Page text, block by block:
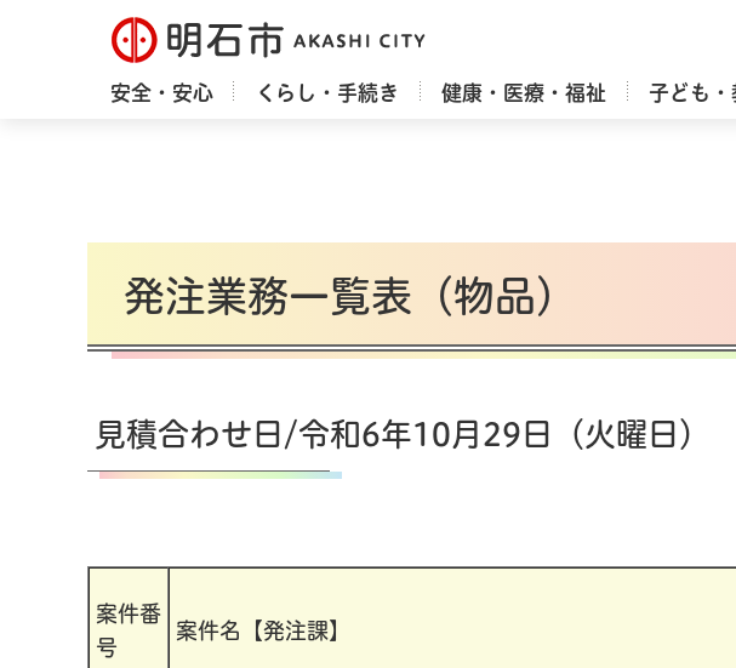
明石市
安全・安心 くらし・手続き 健康・医療・福祉 子ども・
発注業務一覧表（物品）
見積合わせ日/令和6年10月29日（火曜日）
案件番
号
案件名【発注課】